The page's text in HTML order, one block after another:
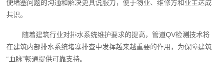
使堵塞问题的沟通和解决更具说服力，便于物业、维修方和业主达成
共识。
随着建筑行业对排水系统维护要求的提高，管道QV检测技术将
在建筑内部排水系统堵塞排查中发挥越来越重要的作用，为保障建筑
“血脉”畅通提供可靠支持。‍